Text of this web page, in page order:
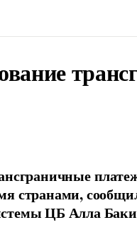
странами,
ЦБ Алла